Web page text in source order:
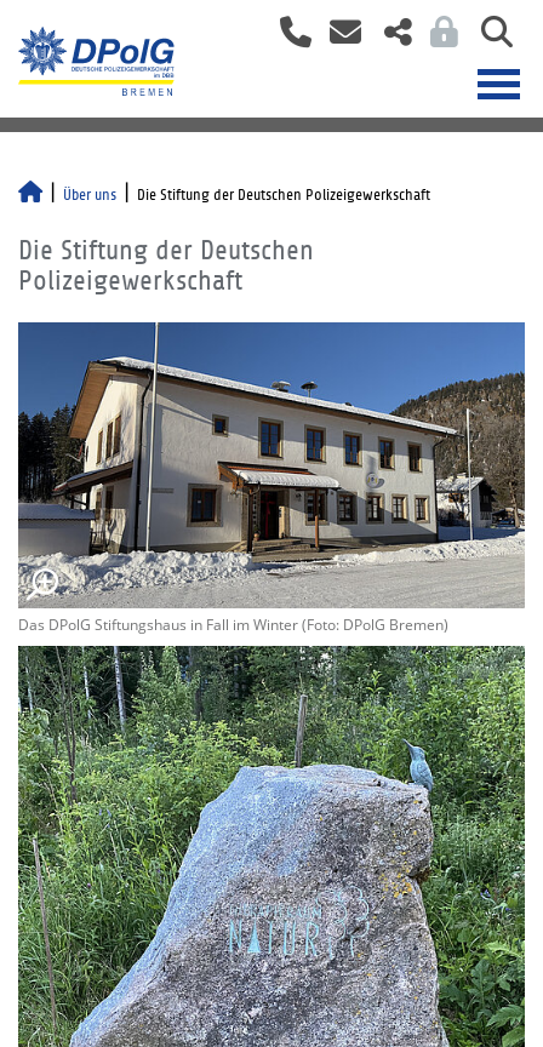
Über uns Die Stiftung der Deutschen Polizeigewerkschaft
Die Stiftung der Deutschen
Polizeigewerkschaft
Das DPolG Stiftungshaus in Fall im Winter (Foto: DPolG Bremen)